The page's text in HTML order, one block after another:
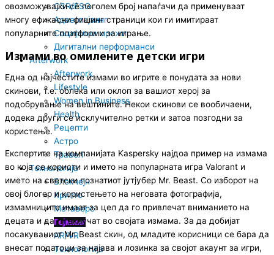
CSR/ESG
Адвертајзинг
Социјални мрежи
Дигитални перформанси
Afterwork
Afterwork
Lifestyle
Women in Business
Health
Рецепти
Астро
Травел
Технологија
Блокчејн
Крипто
Метаверс
Гејминг
AR/VR
Tехнологија
овозможувајќи сè поголем број напаѓачи да применуваат
многу ефикасни фишинг страници кои ги имитираат
популарните платформи за играње.
Измами во омилените детски игри
Една од најчестите измами во игрите е понудата за нови
скинови, т.е. облека или оклоп за вашиот херој за
подобрување на вештините. Некои скинови се вообичаени,
додека други се исклучително ретки и затоа позгодни за
користење.
Експертите на компанијата Kaspersky најдоа пример на измама
во која се користи и името на популарната игра Valorant и
името на светски познатиот јутјубер Mr. Beast. Со изборот на
овој блогер и користењето на неговата фотографија,
измамниците имаат за цел да го привлечат вниманието на
децата и да ги вклучат во својата измама. За да добијат
посакуваниот Mr. Beast скин, од младите корисници се бара да
внесат податоци за најава и лозинка за својот акаунт за игри,